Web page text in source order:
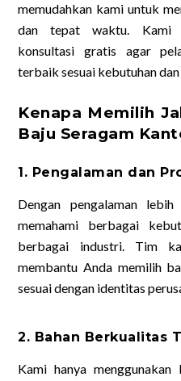
memudahkan kami untuk
dan tepat waktu. Kami
konsultasi gratis agar
terbaik sesuai kebutuhan
Kenapa Memilih
Baju Seragam
1. Pengalaman dan
Dengan pengalaman
memahami berbagai
berbagai industri. Tim
membantu Anda memilih
sesuai dengan identitas
2. Bahan Berkualitas
Kami hanya